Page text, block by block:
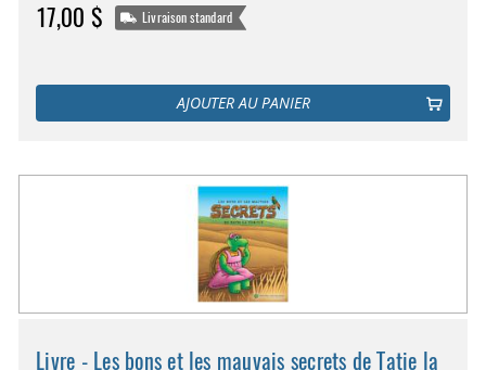
17,00 $ Livraison standard
AJOUTER AU PANIER
Livre - Les bons et les mauvais secrets de Tatie la